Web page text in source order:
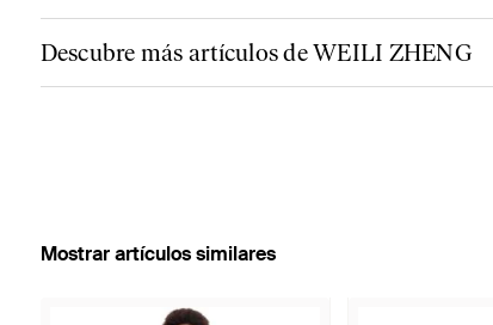
Descubre más artículos de WEILI ZHENG
Mostrar artículos similares